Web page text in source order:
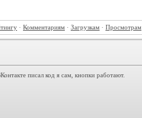
· Комментариям · Загрузкам · Просмотрам
писал код я сам, кнопки работают.